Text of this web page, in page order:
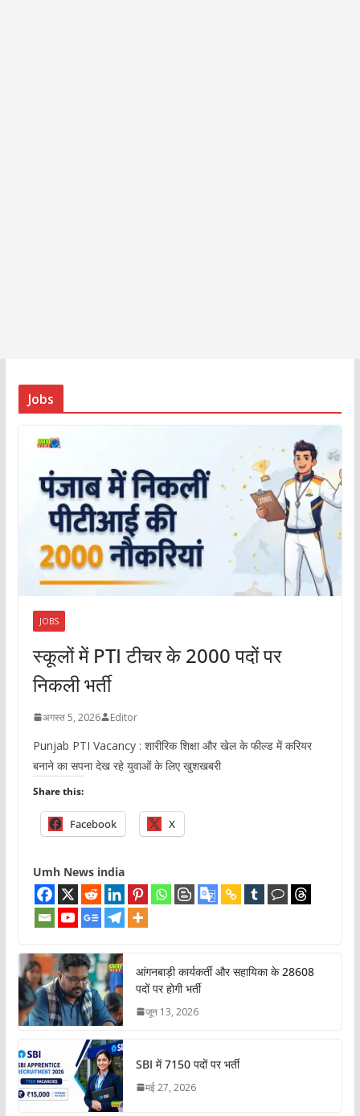
Jobs
JOBS
स्कूलों में PTI टीचर के 2000 पदों पर
निकली भर्ती
अगस्त 5, 2026 Editor
Punjab PTI Vacancy : शारीरिक शिक्षा और खेल के फील्ड में करियर
बनाने का सपना देख रहे युवाओं के लिए खुशखबरी
Share this:
Facebook X
Umh News india
आंगनबाड़ी कार्यकर्ती और सहायिका के 28608
पदों पर होगी भर्ती
जून 13, 2026
SBI में 7150 पदों पर भर्ती
मई 27, 2026